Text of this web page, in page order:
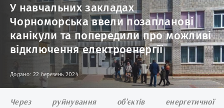
У навчальних закладах
Чорноморська ввели позапланові
канікули та попередили про можливі
відключення електроенергії
Додано: 22 березень 2024
Через руйнування об’єктів енергетичної